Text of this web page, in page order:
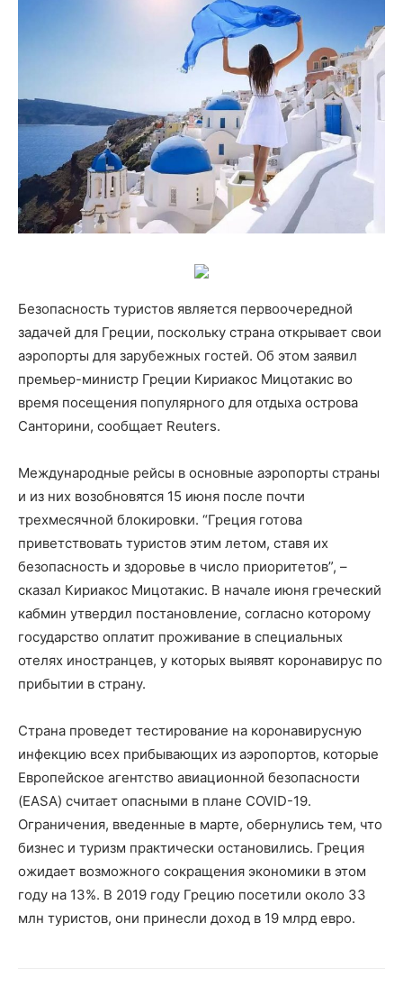
Безопасность туристов является первоочередной
задачей для Греции, поскольку страна открывает свои
аэропорты для зарубежных гостей. Об этом заявил
премьер-министр Греции Кириакос Мицотакис во
время посещения популярного для отдыха острова
Санторини, сообщает Reuters.
Международные рейсы в основные аэропорты страны
и из них возобновятся 15 июня после почти
трехмесячной блокировки. “Греция готова
приветствовать туристов этим летом, ставя их
безопасность и здоровье в число приоритетов”, –
сказал Кириакос Мицотакис. В начале июня греческий
кабмин утвердил постановление, согласно которому
государство оплатит проживание в специальных
отелях иностранцев, у которых выявят коронавирус по
прибытии в страну.
Страна проведет тестирование на коронавирусную
инфекцию всех прибывающих из аэропортов, которые
Европейское агентство авиационной безопасности
(EASA) считает опасными в плане COVID-19.
Ограничения, введенные в марте, обернулись тем, что
бизнес и туризм практически остановились. Греция
ожидает возможного сокращения экономики в этом
году на 13%. В 2019 году Грецию посетили около 33
млн туристов, они принесли доход в 19 млрд евро.